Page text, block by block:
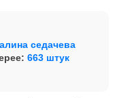
седачева
663 штук